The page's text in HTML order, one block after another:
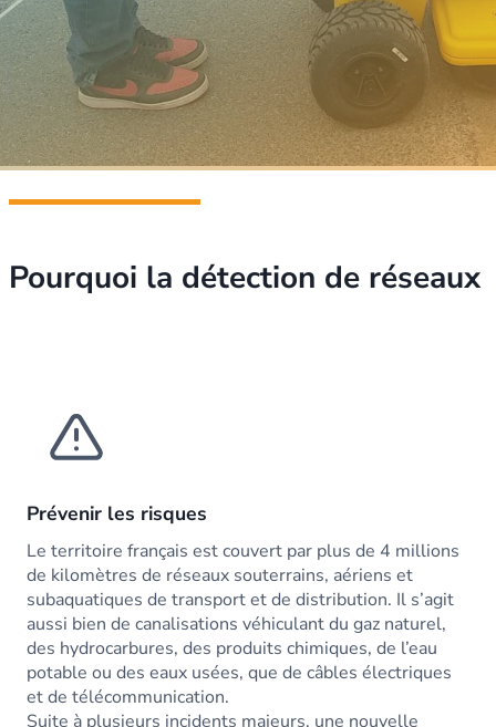
Pourquoi la détection de réseaux
Prévenir les risques
Le territoire français est couvert par plus de 4 millions
de kilomètres de réseaux souterrains, aériens et
subaquatiques de transport et de distribution. Il s’agit
aussi bien de canalisations véhiculant du gaz naturel,
des hydrocarbures, des produits chimiques, de l’eau
potable ou des eaux usées, que de câbles électriques
et de télécommunication.
Suite à plusieurs incidents majeurs, une nouvelle